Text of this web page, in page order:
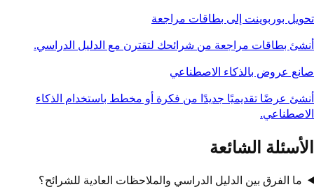
تحويل بوربوينت إلى بطاقات مراجعة
أنشئ بطاقات مراجعة من شرائحك لتقترن مع الدليل الدراسي.
صانع عروض بالذكاء الاصطناعي
أنشئ عرضًا تقديميًا جديدًا من فكرة أو مخطط باستخدام الذكاء
الاصطناعي.
الأسئلة الشائعة
ما الفرق بين الدليل الدراسي والملاحظات العادية للشرائح؟